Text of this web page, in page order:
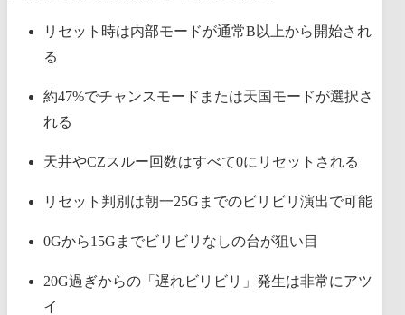
リセット時は内部モードが通常B以上から開始され
る
約47%でチャンスモードまたは天国モードが選択さ
れる
天井やCZスルー回数はすべて0にリセットされる
リセット判別は朝一25Gまでのビリビリ演出で可能
0Gから15Gまでビリビリなしの台が狙い目
20G過ぎからの「遅れビリビリ」発生は非常にアツ
イ